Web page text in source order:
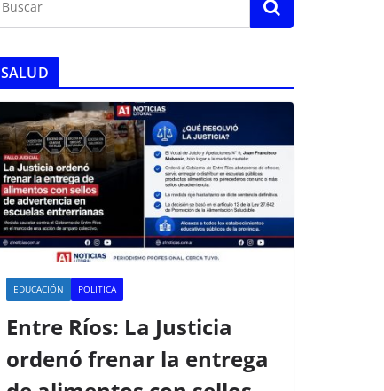
SALUD
EDUCACIÓN POLITICA
Entre Ríos: La Justicia
ordenó frenar la entrega